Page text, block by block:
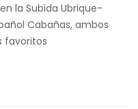
la Subida Ubrique-
Cabañas, ambos
favoritos